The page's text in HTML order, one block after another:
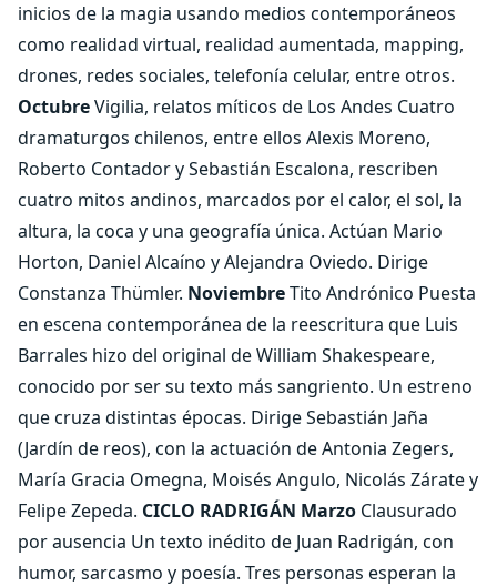
inicios de la magia usando medios contemporáneos
como realidad virtual, realidad aumentada, mapping,
drones, redes sociales, telefonía celular, entre otros.
OctubreVigilia, relatos míticos de Los Andes Cuatro
dramaturgos chilenos, entre ellos Alexis Moreno,
Roberto Contador y Sebastián Escalona, rescriben
cuatro mitos andinos, marcados por el calor, el sol, la
altura, la coca y una geografía única. Actúan Mario
Horton, Daniel Alcaíno y Alejandra Oviedo. Dirige
Constanza Thümler. NoviembreTito Andrónico Puesta
en escena contemporánea de la reescritura que Luis
Barrales hizo del original de William Shakespeare,
conocido por ser su texto más sangriento. Un estreno
que cruza distintas épocas. Dirige Sebastián Jaña
(Jardín de reos), con la actuación de Antonia Zegers,
María Gracia Omegna, Moisés Angulo, Nicolás Zárate y
Felipe Zepeda. CICLO RADRIGÁN Marzo Clausurado
por ausencia Un texto inédito de Juan Radrigán, con
humor, sarcasmo y poesía. Tres personas esperan la